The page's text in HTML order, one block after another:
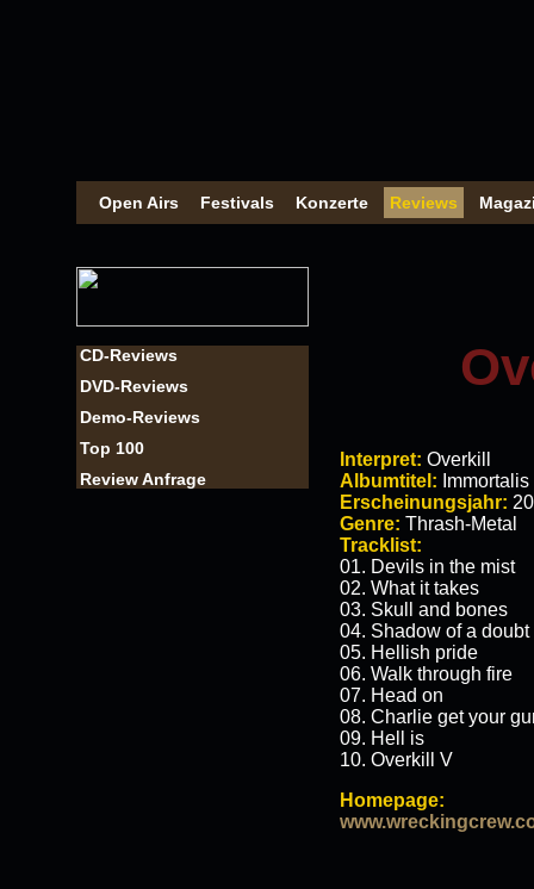
Open Airs Festivals Konzerte Reviews
CD-Reviews
DVD-Reviews
Demo-Reviews
Top 100
Review Anfrage
Interpret: Overkill
Albumtitel: Immortalis
Erscheinungsjahr:
Genre: Thrash-Metal
Tracklist:
01. Devils in the mist
02. What it takes
03. Skull and bones
04. Shadow of a doubt
05. Hellish pride
06. Walk through fire
07. Head on
08. Charlie get your
09. Hell is
10. Overkill V
Homepage: